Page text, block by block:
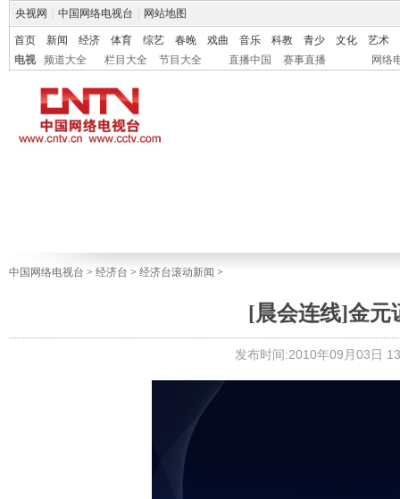
央视网 中国网络电视台 网站地图
首页 新闻 经济 体育 综艺 春晚 戏曲 音乐 科教 青少 文化
艺术
电视
频道大全 栏目大全 节目大全 直播中国 赛事直播 网络
中国网络电视台 > 经济台 > 经济台滚动新闻 >
[晨会连线]金元
发布时间:2010年09月03日